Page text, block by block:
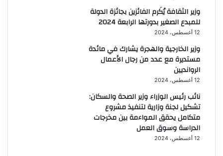
وزير الثقافة يُكَرم الفائزين بجائزة الدولة
للمبدع الصغير بدورتها الرابعة 2024
12 أغسطس، 2024
وزير الخارجية والهجرة يشارك في مائدة
مستديرة مع عدد من رجال الأعمال
الروانديين
12 أغسطس، 2024
نائب رئيس الوزراء وزير الصحة والسكان:
تشكيل لجنة وزارية لتنفيذ مشروع
متكامل يحقق المواءمة بين مخرجات
الدراسة وسوق العمل
12 أغسطس، 2024